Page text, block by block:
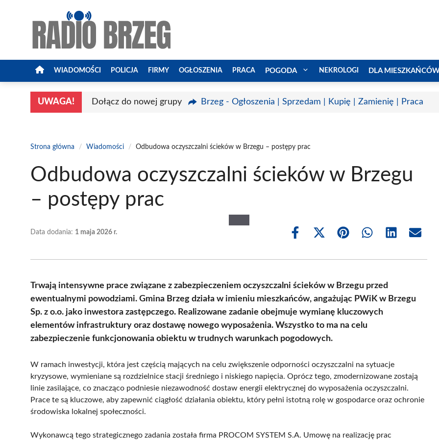
WIADOMOŚCI POLICJA FIRMY OGŁOSZENIA PRACA POGODA NEKROLOGI DLA
UWAGA! Dołącz do nowej grupy Brzeg - Ogłoszenia | Sprzedam | Kupię | Zamienię | Praca
Strona główna / Wiadomości / Odbudowa oczyszczalni ścieków w Brzegu – postępy prac
Odbudowa oczyszczalni ścieków w Brzegu
– postępy prac
Data dodania: 1 maja 2026 r.
Share
Share
(Twitter)
Share Share Share Share
Trwają intensywne prace związane z zabezpieczeniem oczyszczalni ścieków w Brzegu przed
ewentualnymi powodziami. Gmina Brzeg działa w imieniu mieszkańców, angażując PWiK w Brzegu
Sp. z o.o. jako inwestora zastępczego. Realizowane zadanie obejmuje wymianę kluczowych
elementów infrastruktury oraz dostawę nowego wyposażenia. Wszystko to ma na celu
zabezpieczenie funkcjonowania obiektu w trudnych warunkach pogodowych.
W ramach inwestycji, która jest częścią mających na celu zwiększenie odporności oczyszczalni na sytuacje
kryzysowe, wymieniane są rozdzielnice stacji średniego i niskiego napięcia. Oprócz tego, zmodernizowane zostają
linie zasilające, co znacząco podniesie niezawodność dostaw energii elektrycznej do wyposażenia oczyszczalni.
Prace te są kluczowe, aby zapewnić ciągłość działania obiektu, który pełni istotną rolę w gospodarce oraz ochronie
środowiska lokalnej społeczności.
Wykonawcą tego strategicznego zadania została firma PROCOM SYSTEM S.A. Umowę na realizację prac